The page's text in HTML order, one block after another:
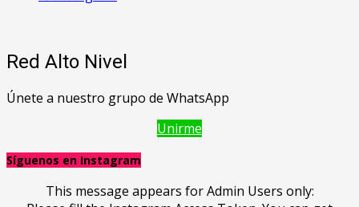
Red Alto Nivel
Únete a nuestro grupo de WhatsApp
Unirme
Síguenos en Instagram
This message appears for Admin Users only: